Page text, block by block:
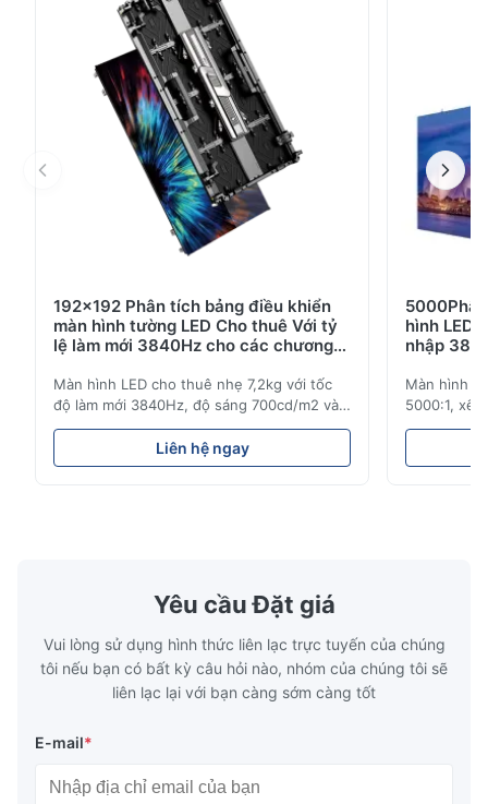
các chuyến lưu diễn trực tiếp và các buổi biểu diễn
trong phòng thu.
192x192 Phân tích bảng điều khiển
màn hình tường LED Cho thuê Với tỷ
lệ làm mới 3840Hz cho các chương
Màn hình LED cho thuê nhẹ 7,2kg với tốc
độ làm mới 3840Hz, độ sáng 700cd/m2 và
độ phân giải 192x192. Lý tưởng cho các sự
kiện trực tiếp với khả năng lắp đặt dễ dàng
và khả năng tương thích điện áp toàn cầu
Liên hệ ngay
hình LED
nhập
Màn hình
5000:1,
3840Hz.
để sử dụng
Yêu cầu Đặt giá
Vui lòng sử dụng hình thức liên lạc trực tuyến của chúng
tôi nếu bạn có bất kỳ câu hỏi nào, nhóm của chúng tôi sẽ
liên lạc lại với bạn càng sớm càng tốt
E-mail*